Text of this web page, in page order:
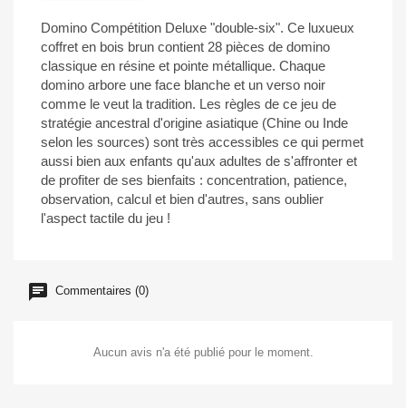
Domino Compétition Deluxe "double-six". Ce luxueux
coffret en bois brun contient 28 pièces de domino
classique en résine et pointe métallique. Chaque
domino arbore une face blanche et un verso noir
comme le veut la tradition. Les règles de ce jeu de
stratégie ancestral d'origine asiatique (Chine ou Inde
selon les sources) sont très accessibles ce qui permet
aussi bien aux enfants qu'aux adultes de s'affronter et
de profiter de ses bienfaits : concentration, patience,
observation, calcul et bien d'autres, sans oublier
l'aspect tactile du jeu !
Commentaires (0)
Aucun avis n'a été publié pour le moment.